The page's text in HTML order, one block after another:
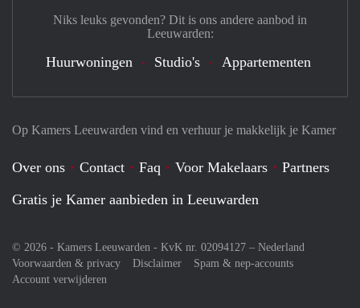
Op Kamers Leeuwarden vind en verhuur je makkelijk je Kamer
Over ons Contact Faq Voor Makelaars
Partners
Gratis je Kamer aanbieden in Leeuwarden
© 2026 - Kamers Leeuwarden - KvK nr. 02094127 – Nederland
Voorwaarden & privacy
Disclaimer
Spam & nep-accounts
Account verwijderen
Niks leuks gevonden? Dit is ons andere aanbod in
Leeuwarden:
Huurwoningen Studio's Appartementen